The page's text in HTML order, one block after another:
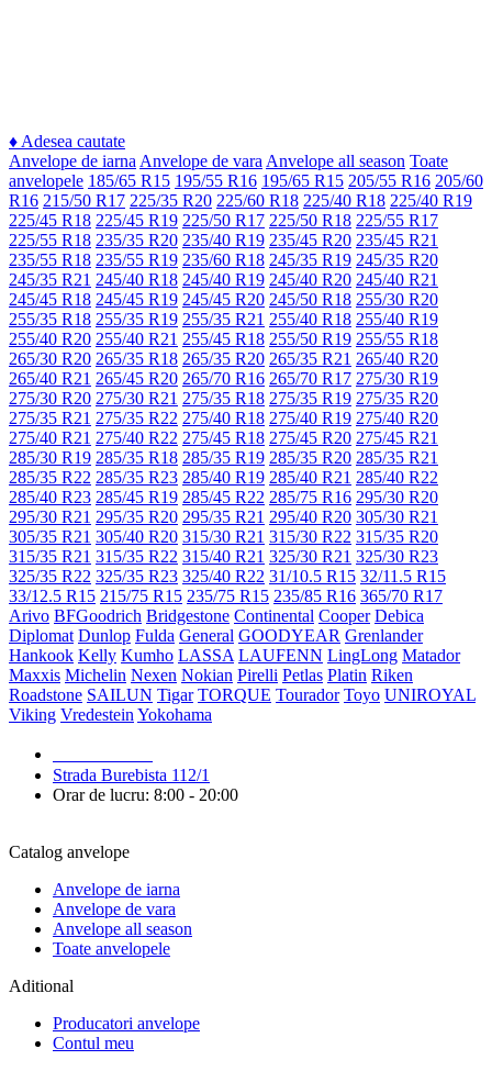
♦ Adesea cautate
Anvelope de iarna Anvelope de vara Anvelope all season Toate
anvelopele 185/65 R15 195/55 R16 195/65 R15 205/55 R16 205/60
R16 215/50 R17 225/35 R20 225/60 R18 225/40 R18 225/40 R19
225/45 R18 225/45 R19 225/50 R17 225/50 R18 225/55 R17
225/55 R18 235/35 R20 235/40 R19 235/45 R20 235/45 R21
235/55 R18 235/55 R19 235/60 R18 245/35 R19 245/35 R20
245/35 R21 245/40 R18 245/40 R19 245/40 R20 245/40 R21
245/45 R18 245/45 R19 245/45 R20 245/50 R18 255/30 R20
255/35 R18 255/35 R19 255/35 R21 255/40 R18 255/40 R19
255/40 R20 255/40 R21 255/45 R18 255/50 R19 255/55 R18
265/30 R20 265/35 R18 265/35 R20 265/35 R21 265/40 R20
265/40 R21 265/45 R20 265/70 R16 265/70 R17 275/30 R19
275/30 R20 275/30 R21 275/35 R18 275/35 R19 275/35 R20
275/35 R21 275/35 R22 275/40 R18 275/40 R19 275/40 R20
275/40 R21 275/40 R22 275/45 R18 275/45 R20 275/45 R21
285/30 R19 285/35 R18 285/35 R19 285/35 R20 285/35 R21
285/35 R22 285/35 R23 285/40 R19 285/40 R21 285/40 R22
285/40 R23 285/45 R19 285/45 R22 285/75 R16 295/30 R20
295/30 R21 295/35 R20 295/35 R21 295/40 R20 305/30 R21
305/35 R21 305/40 R20 315/30 R21 315/30 R22 315/35 R20
315/35 R21 315/35 R22 315/40 R21 325/30 R21 325/30 R23
325/35 R22 325/35 R23 325/40 R22 31/10.5 R15 32/11.5 R15
33/12.5 R15 215/75 R15 235/75 R15 235/85 R16 365/70 R17
Arivo BFGoodrich Bridgestone Continental Cooper Debica
Diplomat Dunlop Fulda General GOODYEAR Grenlander
Hankook Kelly Kumho LASSA LAUFENN LingLong Matador
Maxxis Michelin Nexen Nokian Pirelli Petlas Platin Riken
Roadstone SAILUN Tigar TORQUE Tourador Toyo UNIROYAL
Viking Vredestein Yokohama
Strada Burebista 112/1
Orar de lucru: 8:00 - 20:00
Catalog anvelope
Anvelope de iarna
Anvelope de vara
Anvelope all season
Toate anvelopele
Aditional
Producatori anvelope
Contul meu